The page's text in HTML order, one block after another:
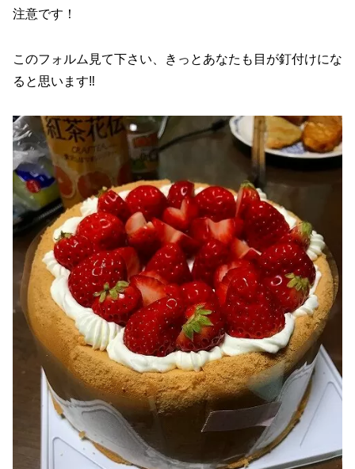
注意です！
このフォルム見て下さい、きっとあなたも目が釘付けにな
ると思います‼